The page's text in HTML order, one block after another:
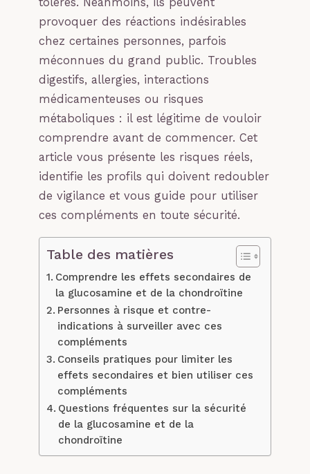
provoquer des réactions indésirables
chez certaines personnes, parfois
méconnues du grand public. Troubles
digestifs, allergies, interactions
médicamenteuses ou risques
métaboliques : il est légitime de vouloir
comprendre avant de commencer. Cet
article vous présente les risques réels,
identifie les profils qui doivent redoubler
de vigilance et vous guide pour utiliser
ces compléments en toute sécurité.
Table des matières
Comprendre les effets secondaires de
la glucosamine et de la chondroïtine
Personnes à risque et contre-
indications à surveiller avec ces
compléments
Conseils pratiques pour limiter les
effets secondaires et bien utiliser ces
compléments
Questions fréquentes sur la sécurité
de la glucosamine et de la
chondroïtine